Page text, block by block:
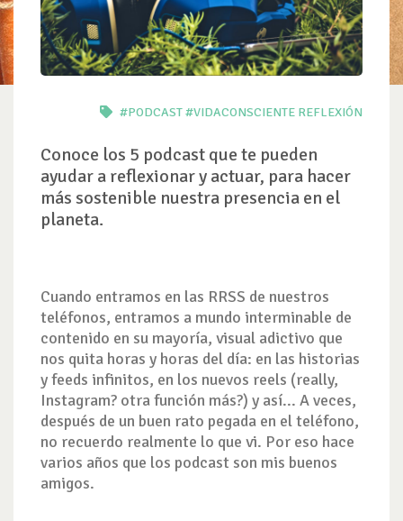
#PODCAST#VIDACONSCIENTE REFLEXIÓN
Conoce los 5 podcast que te pueden
ayudar a reflexionar y actuar, para hacer
más sostenible nuestra presencia en el
planeta.
Cuando entramos en las RRSS de nuestros
teléfonos, entramos a mundo interminable de
contenido en su mayoría, visual adictivo que
nos quita horas y horas del día: en las historias
y feeds infinitos, en los nuevos reels (really,
Instagram? otra función más?) y así... A veces,
después de un buen rato pegada en el teléfono,
no recuerdo realmente lo que vi. Por eso hace
varios años que los podcast son mis buenos
amigos.